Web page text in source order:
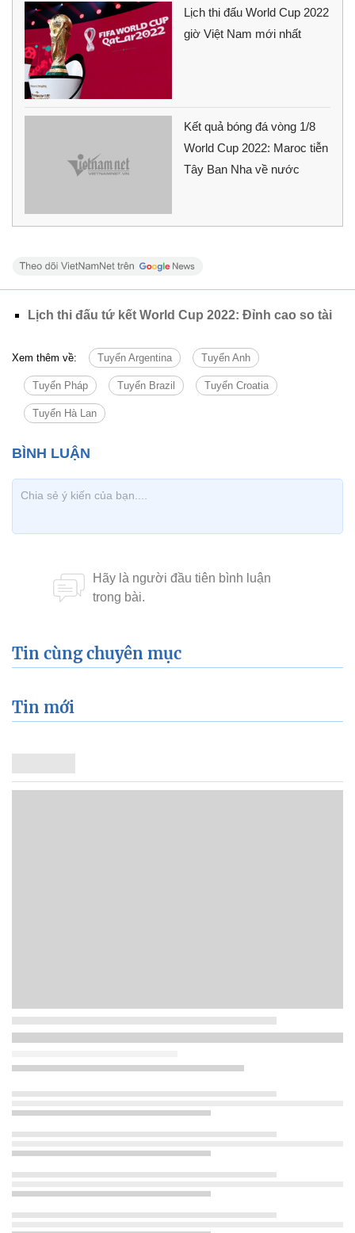
Lịch thi đấu World Cup 2022
giờ Việt Nam mới nhất
Kết quả bóng đá vòng 1/8
World Cup 2022: Maroc tiễn
Tây Ban Nha về nước
Lịch thi đấu tứ kết World Cup 2022: Đỉnh cao so tài
Xem thêm về: Tuyển Argentina Tuyển Anh
Tuyển Pháp Tuyển Brazil Tuyển Croatia
Tuyển Hà Lan
Tin cùng chuyên mục
Tin mới